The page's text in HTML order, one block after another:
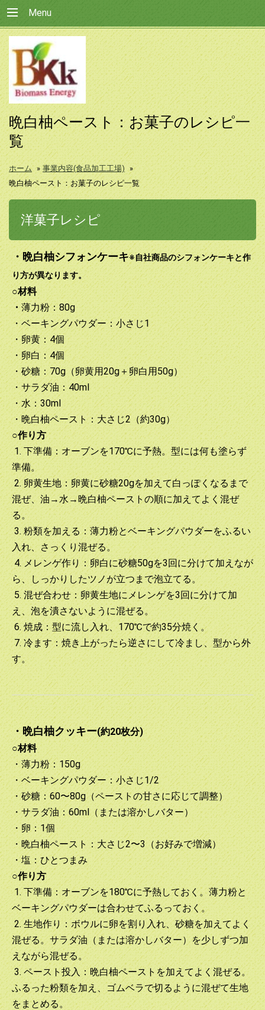
Menu
晩白柚ペースト：お菓子のレシピ一
覧
ホーム » 事業内容(食品加工工場) »
晩白柚ペースト：お菓子のレシピ一覧
洋菓子レシピ
・晩白柚シフォンケーキ※自社商品のシフォンケーキと作
り方が異なります。
○材料
・薄力粉：80g
・ベーキングパウダー：小さじ1
・卵黄：4個
・卵白：4個
・砂糖：70g（卵黄用20g＋卵白用50g）
・サラダ油：40ml
・水：30ml
・晩白柚ペースト：大さじ2（約30g）
○作り方
1. 下準備：オーブンを170℃に予熱。型には何も塗らず
準備。
2. 卵黄生地：卵黄に砂糖20gを加えて白っぽくなるまで
混ぜ、油→水→晩白柚ペーストの順に加えてよく混ぜ
る。
3. 粉類を加える：薄力粉とベーキングパウダーをふるい
入れ、さっくり混ぜる。
4. メレンゲ作り：卵白に砂糖50gを3回に分けて加えなが
ら、しっかりしたツノが立つまで泡立てる。
5. 混ぜ合わせ：卵黄生地にメレンゲを3回に分けて加
え、泡を潰さないように混ぜる。
6. 焼成：型に流し入れ、170℃で約35分焼く。
7. 冷ます：焼き上がったら逆さにして冷まし、型から外
す。
・晩白柚クッキー(約20枚分)
○材料
・薄力粉：150g
・ベーキングパウダー：小さじ1/2
・砂糖：60〜80g（ペーストの甘さに応じて調整）
・サラダ油：60ml（または溶かしバター）
・卵：1個
・晩白柚ペースト：大さじ2〜3（お好みで増減）
・塩：ひとつまみ
○作り方
1. 下準備：オーブンを180℃に予熱しておく。薄力粉と
ベーキングパウダーは合わせてふるっておく。
2. 生地作り：ボウルに卵を割り入れ、砂糖を加えてよく
混ぜる。サラダ油（または溶かしバター）を少しずつ加
えながら混ぜる。
3. ペースト投入：晩白柚ペーストを加えてよく混ぜる。
ふるった粉類を加え、ゴムベラで切るように混ぜて生地
をまとめる。